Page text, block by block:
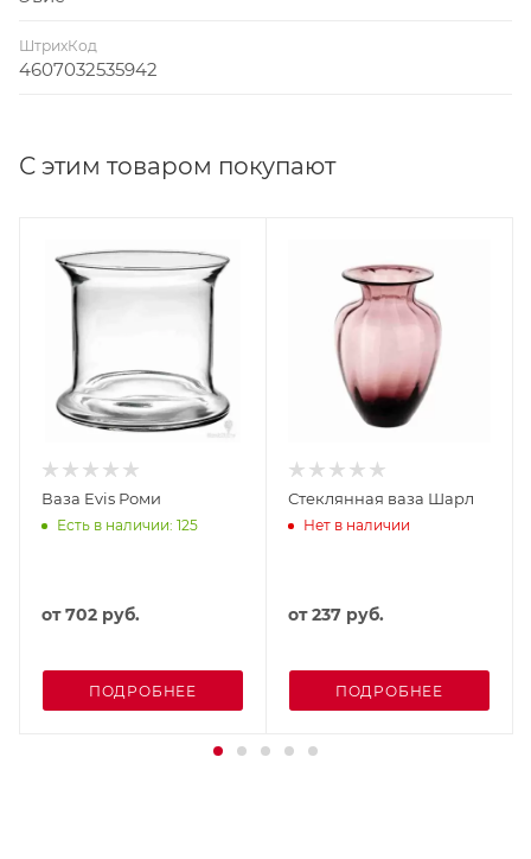
ШтрихКод
4607032535942
С этим товаром покупают
Ваза Evis Роми
Есть в наличии: 125
от702 руб.
ПОДРОБНЕЕ
Стеклянная ваза Шарл
Нет в наличии
от237 руб.
ПОДРОБНЕЕ